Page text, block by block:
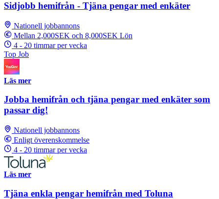
Sidjobb hemifrån - Tjäna pengar med enkäter
Nationell jobbannons
Mellan 2,000SEK och 8,000SEK Lön
4 - 20 timmar per vecka
Top Job
Läs mer
Jobba hemifrån och tjäna pengar med enkäter som
passar dig!
Nationell jobbannons
Enligt överenskommelse
4 - 20 timmar per vecka
Läs mer
Tjäna enkla pengar hemifrån med Toluna